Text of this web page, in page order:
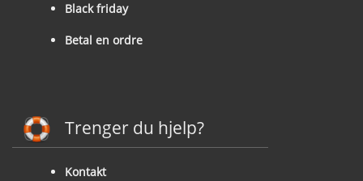
Black friday
Betal en ordre
Trenger du hjelp?
Kontakt